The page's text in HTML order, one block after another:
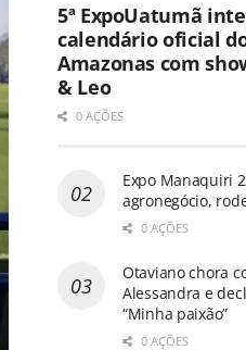
5ª ExpoUatumã
calendário oficial
Amazonas com
& Leo
0 AÇÕES
Expo Manaquiri
agronegócio,
0 AÇÕES
Otaviano chora
Alessandra e
“Minha paixão”
0 AÇÕES